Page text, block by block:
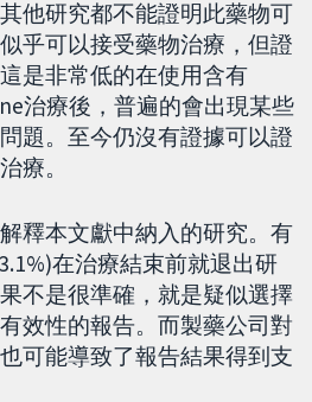
他研究都不能證明此藥物可
乎可以接受藥物治療，但證
是非常低的在使用含有
治療後，普遍的會出現某些
題。至今仍沒有證據可以證
療。
釋本文獻中納入的研究。有
在治療結束前就退出研
不是很準確，就是疑似選擇
效性的報告。而製藥公司對
可能導致了報告結果得到支